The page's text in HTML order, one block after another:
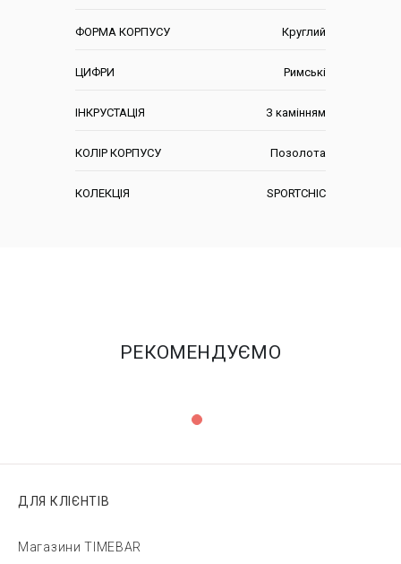
ФОРМА КОРПУСУ Круглий
ЦИФРИ Римські
ІНКРУСТАЦІЯ З камінням
КОЛІР КОРПУСУ Позолота
КОЛЕКЦІЯ SPORTCHIC
РЕКОМЕНДУЄМО
ДЛЯ КЛІЄНТІВ
Магазини TIMEBAR